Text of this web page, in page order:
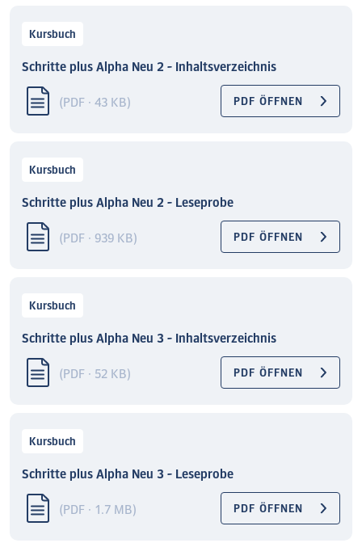
Kursbuch
Schritte plus Alpha Neu 2 - Inhaltsverzeichnis
(PDF · 43 KB) PDF ÖFFNEN
Kursbuch
Schritte plus Alpha Neu 2 - Leseprobe
(PDF · 939 KB) PDF ÖFFNEN
Kursbuch
Schritte plus Alpha Neu 3 - Inhaltsverzeichnis
(PDF · 52 KB) PDF ÖFFNEN
Kursbuch
Schritte plus Alpha Neu 3 - Leseprobe
(PDF · 1.7 MB) PDF ÖFFNEN